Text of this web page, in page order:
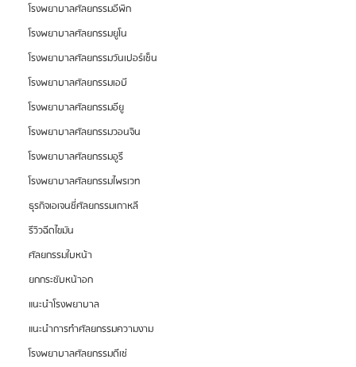
โรงพยาบาลศัลยกรรมอีพิก
โรงพยาบาลศัลยกรรมยูโน
โรงพยาบาลศัลยกรรมวันเปอร์เซ็น
โรงพยาบาลศัลยกรรมเอบี
โรงพยาบาลศัลยกรรมอียู
โรงพยาบาลศัลยกรรมวอนจิน
โรงพยาบาลศัลยกรรมอูรี
โรงพยาบาลศัลยกรรมไพรเวท
ธุรกิจเอเจนซี่ศัลยกรรมเกาหลี
รีวิวฉีดไขมัน
ศัลยกรรมใบหน้า
ยกกระชับหน้าอก
แนะนำโรงพยาบาล
แนะนำการทำศัลยกรรมความงาม
โรงพยาบาลศัลยกรรมดีเซ่